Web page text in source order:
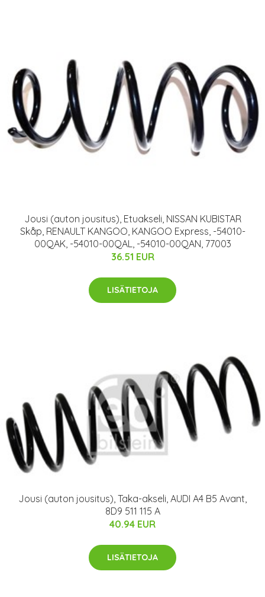
Jousi (auton jousitus), Etuakseli, NISSAN KUBISTAR
Skåp, RENAULT KANGOO, KANGOO Express, -54010-
00QAK, -54010-00QAL, -54010-00QAN, 77003
36.51 EUR
LISÄTIETOJA
Jousi (auton jousitus), Taka-akseli, AUDI A4 B5 Avant,
8D9 511 115 A
40.94 EUR
LISÄTIETOJA